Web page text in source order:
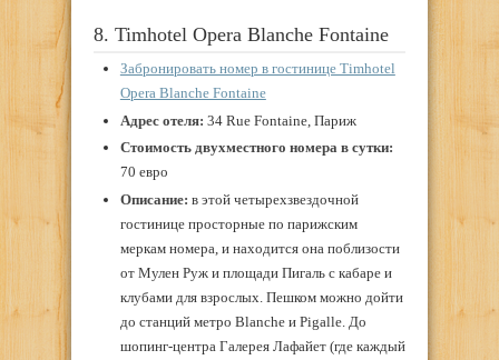
8. Timhotel Opera Blanche Fontaine
Забронировать номер в гостинице Timhotel
Opera Blanche Fontaine
Адрес отеля: 34 Rue Fontaine, Париж
Стоимость двухместного номера в сутки:
70 евро
Описание: в этой четырехзвездочной
гостинице просторные по парижским
меркам номера, и находится она поблизости
от Мулен Руж и площади Пигаль с кабаре и
клубами для взрослых. Пешком можно дойти
до станций метро Blanche и Pigalle. До
шопинг-центра Галерея Лафайет (где каждый